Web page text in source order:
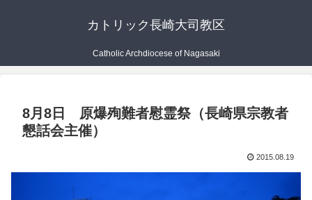
カトリック長崎大司教区
Catholic Archdiocese of Nagasaki
8月8日 原爆殉難者慰霊祭（長崎県宗教者
懇話会主催）
2015.08.19